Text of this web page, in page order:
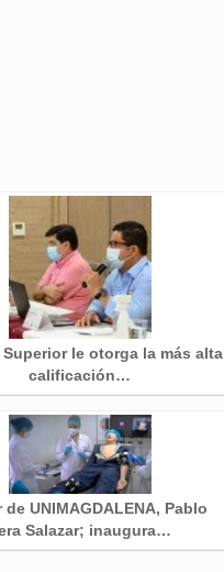
le otorga la más alta
calificación…
de UNIMAGDALENA, Pablo
Salazar; inaugura…